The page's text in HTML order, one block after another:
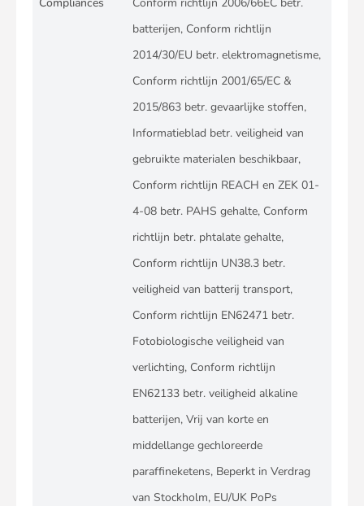
batterijen, Conform richtlijn
2014/30/EU betr. elektromagnetisme,
Conform richtlijn 2001/65/EC &
2015/863 betr. gevaarlijke stoffen,
Informatieblad betr. veiligheid van
gebruikte materialen beschikbaar,
Conform richtlijn REACH en ZEK 01-
4-08 betr. PAHS gehalte, Conform
richtlijn betr. phtalate gehalte,
Conform richtlijn UN38.3 betr.
veiligheid van batterij transport,
Conform richtlijn EN62471 betr.
Fotobiologische veiligheid van
verlichting, Conform richtlijn
EN62133 betr. veiligheid alkaline
batterijen, Vrij van korte en
middellange gechloreerde
paraffineketens, Beperkt in Verdrag
van Stockholm, EU/UK PoPs